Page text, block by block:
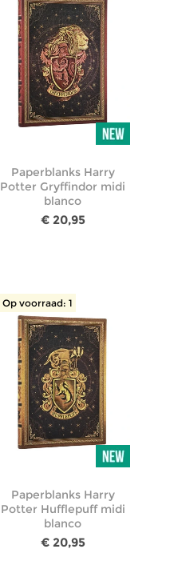
Paperblanks Harry
Potter Gryffindor midi
blanco
€ 20,95
Op voorraad: 1
Paperblanks Harry
Potter Hufflepuff midi
blanco
€ 20,95